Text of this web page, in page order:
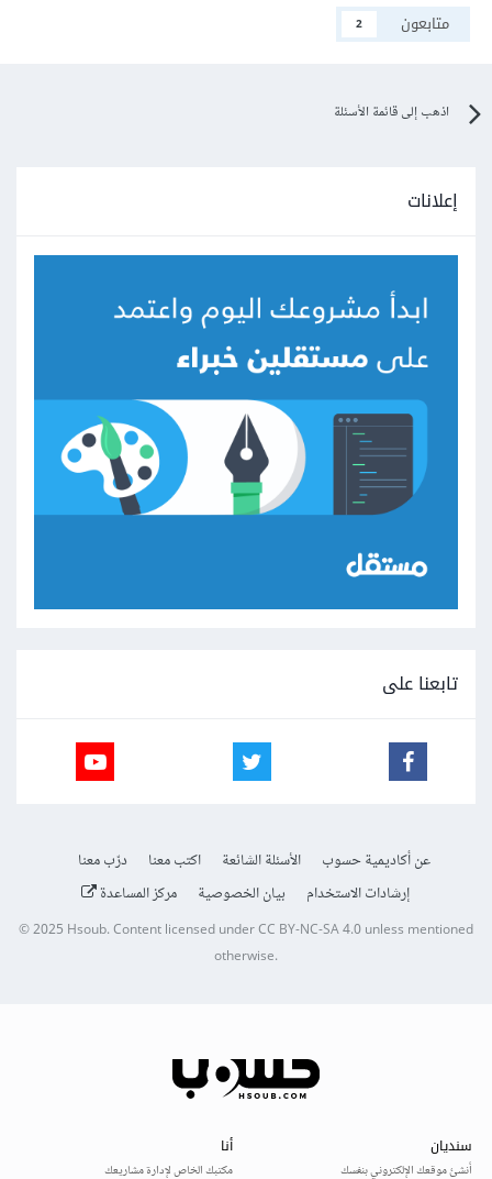
متابعون
2
اذهب إلى قائمة الأسئلة
إعلانات
تابعنا على
عن أكاديمية حسوب الأسئلة الشائعة اكتب معنا
درّب معنا
إرشادات الاستخدام
بيان الخصوصية مركز المساعدة
© 2025Hsoub.Content licensed underCC BY-NC-SA 4.0unless mentioned
otherwise.